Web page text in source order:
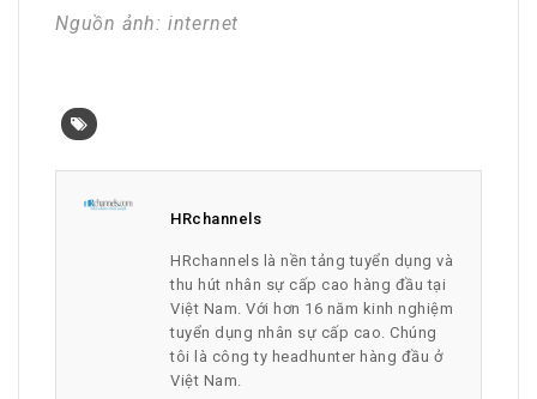
Nguồn ảnh: internet
HRchannels
HRchannels là nền tảng tuyển dụng và
thu hút nhân sự cấp cao hàng đầu tại
Việt Nam. Với hơn 16 năm kinh nghiệm
tuyển dụng nhân sự cấp cao. Chúng
tôi là công ty headhunter hàng đầu ở
Việt Nam.